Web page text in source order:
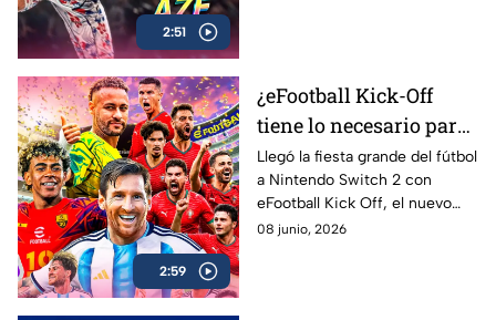
2:51
2:59
¿eFootball Kick-Off
tiene lo necesario para
marcar el gol de la
temporada? | AZE
Review
Llegó la fiesta grande del fútbol
a Nintendo Switch 2 con
eFootball Kick Off, el nuevo
juego de Konami que busca
08 junio, 2026